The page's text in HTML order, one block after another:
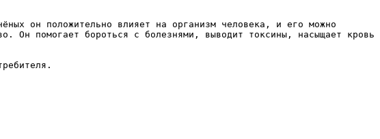
он положительно влияет на организм человека, и его можно
Он помогает бороться с болезнями, выводит токсины, насыщает кровь